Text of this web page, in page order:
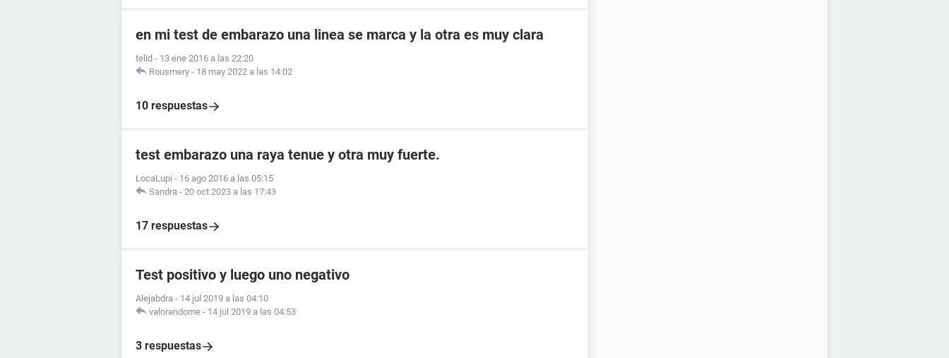
en mi test de embarazo una linea se marca y la otra es muy clara
telid - 13 ene 2016 a las 22:20
Rousmery - 18 may 2022 a las 14:02
10 respuestas
test embarazo una raya tenue y otra muy fuerte.
LocaLupi - 16 ago 2016 a las 05:15
Sandra - 20 oct 2023 a las 17:43
17 respuestas
Test positivo y luego uno negativo
Alejabdra - 14 jul 2019 a las 04:10
valorandome - 14 jul 2019 a las 04:53
3 respuestas